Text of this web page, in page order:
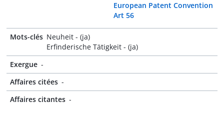
European Patent Convention
Art 56
Mots-clés Neuheit - (ja)
Erfinderische Tätigkeit - (ja)
Exergue -
Affaires citées -
Affaires citantes -